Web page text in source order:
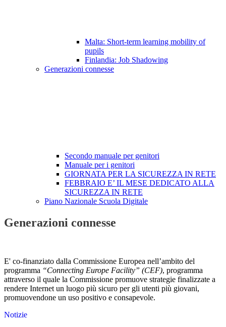
Malta: Short-term learning mobility of
pupils
Finlandia: Job Shadowing
Generazioni connesse
Secondo manuale per genitori
Manuale per i genitori
GIORNATA PER LA SICUREZZA IN RETE
FEBBRAIO E’ IL MESE DEDICATO ALLA
SICUREZZA IN RETE
Piano Nazionale Scuola Digitale
Generazioni connesse
E' co-finanziato dalla Commissione Europea nell’ambito del
programma “Connecting Europe Facility” (CEF), programma
attraverso il quale la Commissione promuove strategie finalizzate a
rendere Internet un luogo più sicuro per gli utenti più giovani,
promuovendone un uso positivo e consapevole.
Notizie